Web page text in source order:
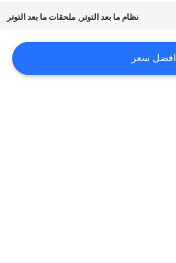
نظام ما بعد التوتر , ملحقات ما بعد التوتر
افضل سعر